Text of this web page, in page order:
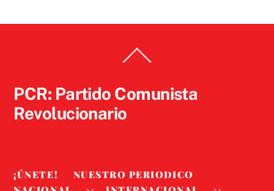
To
PCR: Partido Comunista
Revolucionario
¡ÚNETE!
NUESTRO PERIODICO